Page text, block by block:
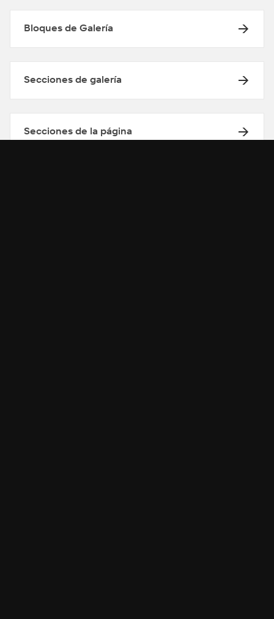
Bloques de Galería
Secciones de galería
Secciones de la página